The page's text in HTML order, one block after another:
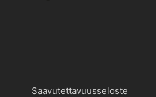
Saavutettavuusseloste